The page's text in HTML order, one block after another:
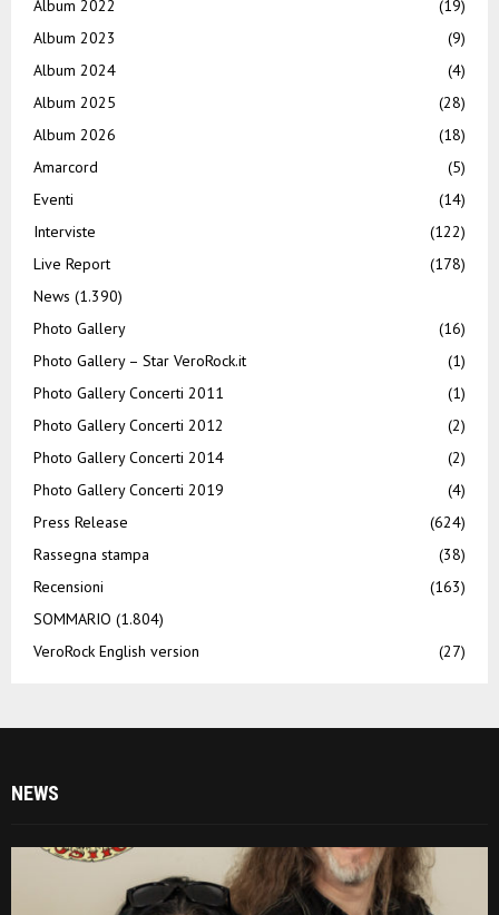
Album 2022
(19)
Album 2023
(9)
Album 2024
(4)
Album 2025
(28)
Album 2026
(18)
Amarcord
(5)
Eventi
(14)
Interviste
(122)
Live Report
(178)
News (1.390)
Photo Gallery
(16)
Photo Gallery – Star VeroRock.it
(1)
Photo Gallery Concerti 2011
(1)
Photo Gallery Concerti 2012
(2)
Photo Gallery Concerti 2014
(2)
Photo Gallery Concerti 2019
(4)
Press Release
(624)
Rassegna stampa
(38)
Recensioni
(163)
SOMMARIO (1.804)
VeroRock English version
(27)
NEWS